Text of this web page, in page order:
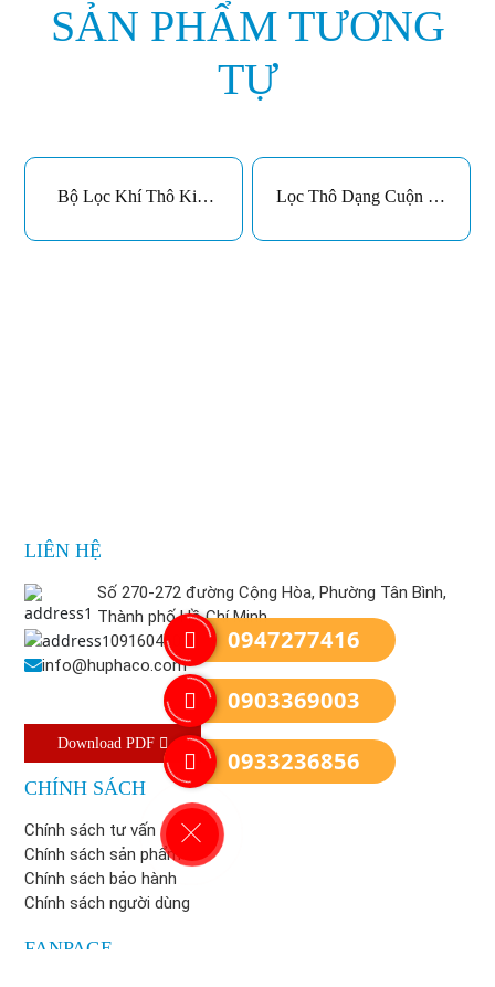
SẢN PHẨM TƯƠNG
TỰ
Bộ Lọc Khí Thô Kim
Lọc Thô Dạng Cuộn V-
LIÊN HỆ
Số 270-272 đường Cộng Hòa, Phường Tân Bình,
Thành phố Hồ Chí Minh
0916046039
info@huphaco.com
Download PDF
CHÍNH SÁCH
Chính sách tư vấn
Chính sách sản phẩm
Chính sách bảo hành
Chính sách người dùng
FANPAGE
0947277416
0903369003
0933236856